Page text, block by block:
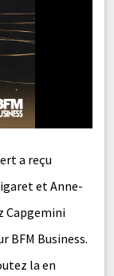
a reçu
et Anne-
Capgemini
BFM Business.
la en